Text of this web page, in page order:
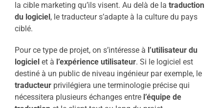
la cible marketing qu’ils visent. Au delà de la traduction
du logiciel , le traducteur s’adapte à la culture du pays
ciblé.
Pour ce type de projet, on s’intéresse à l’utilisateur du
logiciel et à l’expérience utilisateur. Si le logiciel est
destiné à un public de niveau ingénieur par exemple, le
traducteur privilégiera une terminologie précise qui
nécessitera plusieurs échanges entre l’équipe de